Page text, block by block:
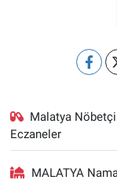
Malatya Nöbetçi
Eczaneler
MALATYA